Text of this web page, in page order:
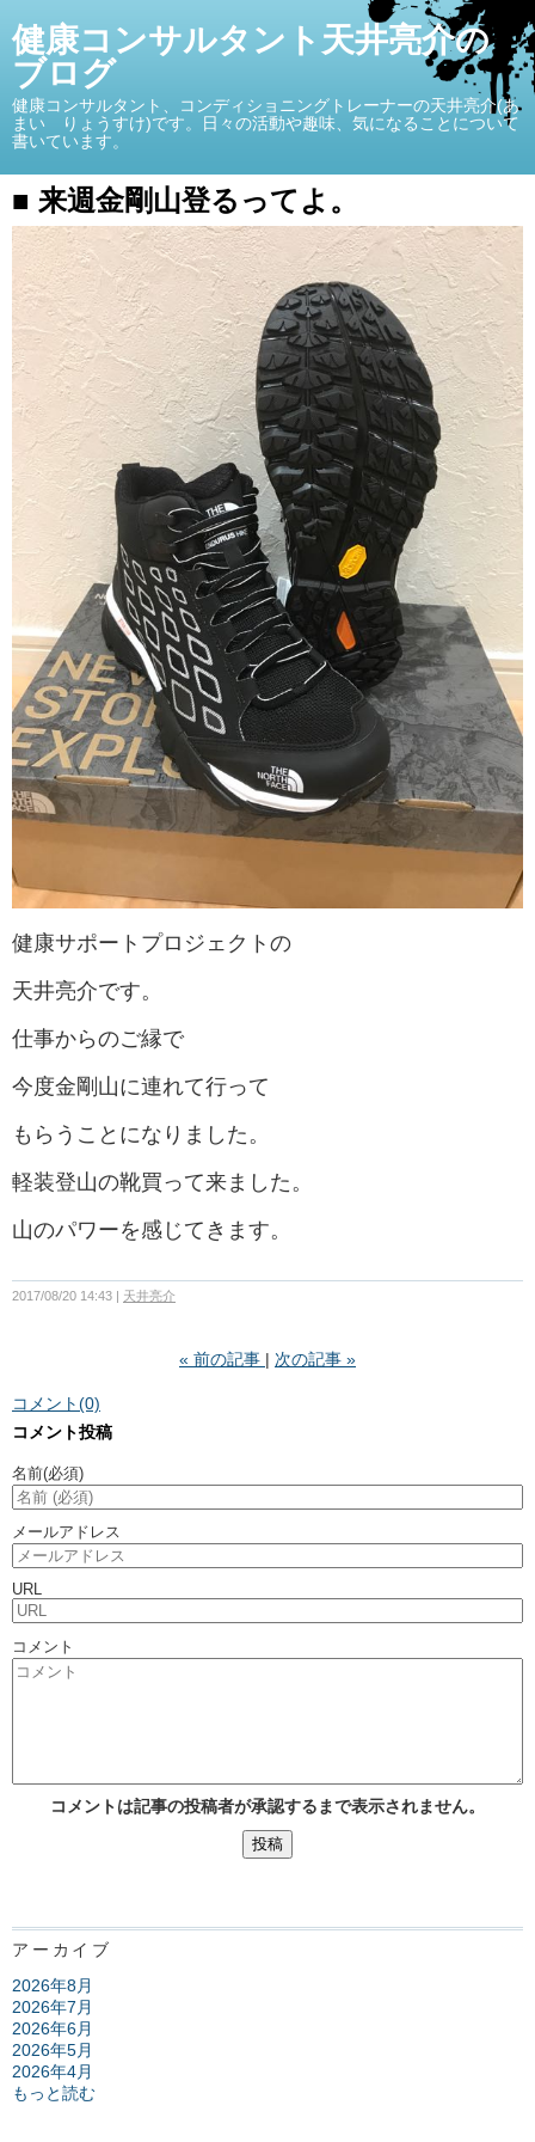
健康コンサルタント天井亮介の
ブログ
健康コンサルタント、コンディショニングトレーナーの天井亮介(あ
まい りょうすけ)です。日々の活動や趣味、気になることについて
書いています。
■ 来週金剛山登るってよ。
健康サポートプロジェクトの
天井亮介です。
仕事からのご縁で
今度金剛山に連れて行って
もらうことになりました。
軽装登山の靴買って来ました。
山のパワーを感じてきます。
2017/08/20 14:43 天井亮介
« 前の記事 次の記事 »
コメント(0)
コメント投稿
名前(必須)
メールアドレス
URL
コメント
コメントは記事の投稿者が承認するまで表示されません。
アーカイブ
2026年8月
2026年7月
2026年6月
2026年5月
2026年4月
もっと読む